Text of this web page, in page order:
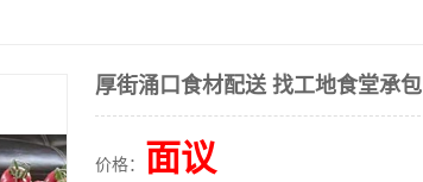
厚街涌口食材配送 找工地食堂承包
价格： 面议